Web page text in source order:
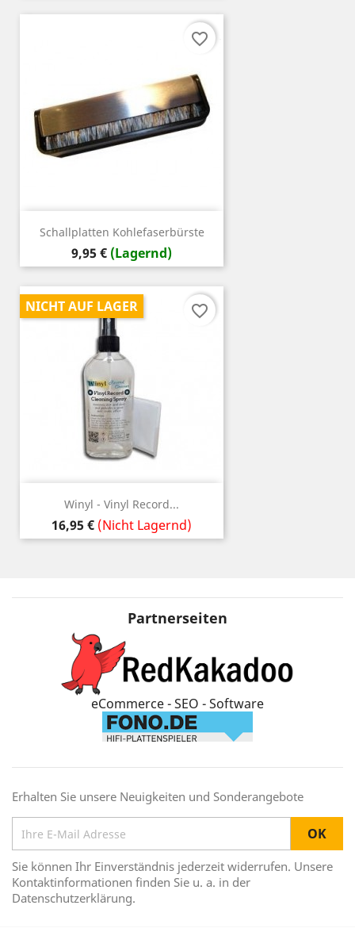
Schallplatten Kohlefaserbürste
Preis
9,95 € (Lagernd)
favorite_border
Winyl - Vinyl Record...
Preis
16,95 € (Nicht Lagernd)
NICHT AUF LAGER favorite_border
Partnerseiten
eCommerce - SEO - Software
Erhalten Sie unsere Neuigkeiten und Sonderangebote
Sie können Ihr Einverständnis jederzeit widerrufen. Unsere
Kontaktinformationen finden Sie u. a. in der
Datenschutzerklärung.